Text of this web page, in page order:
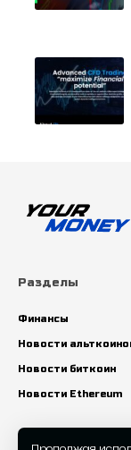
Разделы
Финансы
Новости
Новости биткоин
Новости Ethereum
Искать: